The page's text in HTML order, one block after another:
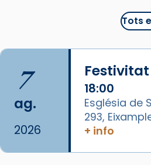
Imatge:
(OpenAI)
Video
View on Facebook · Share
Arquebisbat
Tots
7
ag.
2026
18:00
Església de
293,
+ info